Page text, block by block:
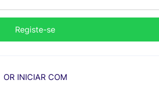
OR INICIAR COM